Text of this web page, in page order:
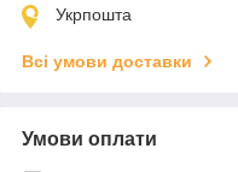
Укрпошта
Всі умови доставки
Умови оплати